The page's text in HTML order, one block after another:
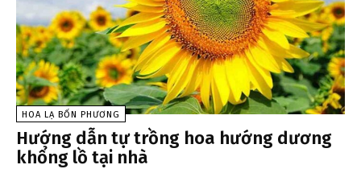
HOA LẠ BỐN PHƯƠNG
Hướng dẫn tự trồng hoa hướng dương
khổng lồ tại nhà